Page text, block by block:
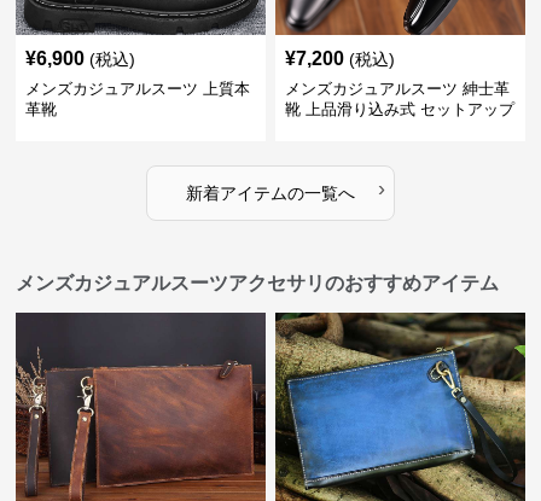
¥6,900 (税込)
メンズカジュアルスーツ 上質本
革靴
¥7,200 (税込)
メンズカジュアルスーツ 紳士革
靴 上品滑り込み式 セットアップ
新着アイテムの一覧へ ›
メンズカジュアルスーツアクセサリのおすすめアイテム